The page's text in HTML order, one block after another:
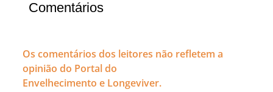
Comentários
Os comentários dos leitores não refletem a
opinião do Portal do
Envelhecimento e Longeviver.